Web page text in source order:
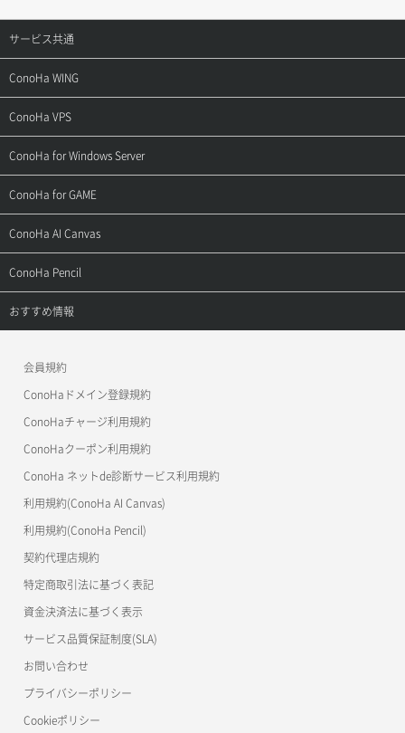
サービス共通
サポートトップ
ご契約・お支払い
用語集
お問い合わせ
ConoHa WING
サポートトップ
ご利用ガイド
お乗り換えガイド
よくある質問
ConoHa VPS
サポートトップ
ご利用ガイド
APIドキュメントVPS2.0
APIドキュメントVPS3.0
ConoHa for Windows Server
サポートトップ
ご利用ガイド
APIドキュメントVPS2.0
APIドキュメントVPS3.0
ConoHa for GAME
サポートトップ
ご利用ガイド
ConoHa AI Canvas
サポートトップ
ご利用ガイド
ConoHa Pencil
サポートトップ
おすすめ情報
美雲このは徹底ガイド
会員規約
ConoHaドメイン登録規約
ConoHaチャージ利用規約
ConoHaクーポン利用規約
ConoHa ネットde診断サービス利用規約
利用規約(ConoHa AI Canvas)
利用規約(ConoHa Pencil)
契約代理店規約
特定商取引法に基づく表記
資金決済法に基づく表示
サービス品質保証制度(SLA)
お問い合わせ
プライバシーポリシー
Cookieポリシー